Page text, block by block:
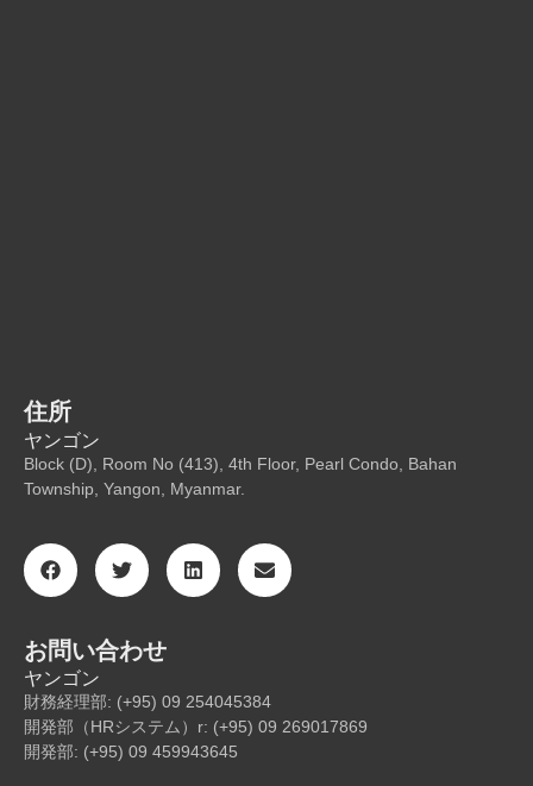
住所
ヤンゴン
Block (D), Room No (413), 4th Floor, Pearl Condo, Bahan
Township, Yangon, Myanmar.
お問い合わせ
ヤンゴン
財務経理部: (+95) 09 254045384
開発部（HRシステム）r: (+95) 09 269017869
開発部: (+95) 09 459943645